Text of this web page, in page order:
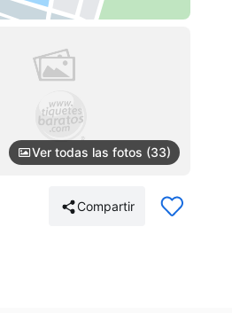
Ver todas las fotos (33)
Compartir